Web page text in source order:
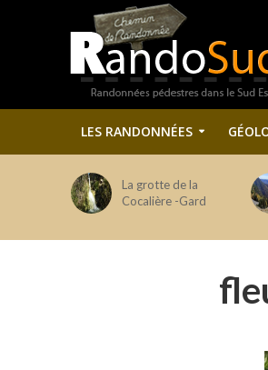
LES RANDONNÉES
La grotte de la
Cocalière -Gard